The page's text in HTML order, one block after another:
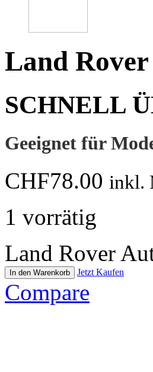
Land Rover
SCHNELL
Geeignet für
CHF78.00 inkl.
1 vorrätig
Land Rover
In den Warenkorb Jetzt Kaufen
Compare